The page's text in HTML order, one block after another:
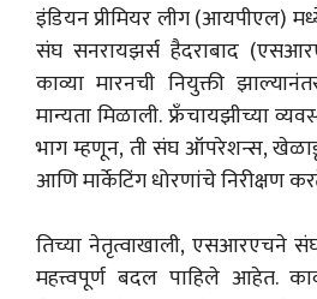
इंडियन प्रीमियर लीग (आयपीएल)
संघ सनरायझर्स हैदराबाद
काव्या मारनची नियुक्ती
मान्यता मिळाली. फ्रँचायझीच्या
भाग म्हणून, ती संघ ऑपरेशन्स,
आणि मार्केटिंग धोरणांचे निरीक्षण
तिच्या नेतृत्वाखाली, एसआरएचने
महत्त्वपूर्ण बदल पाहिले आहेत.